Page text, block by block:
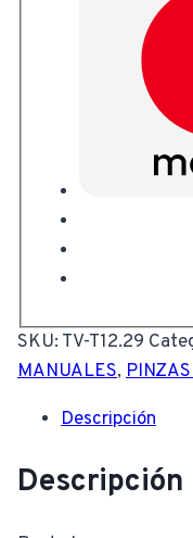
SKU: TV-T12.29
MANUALES,
Descripción
Descripción